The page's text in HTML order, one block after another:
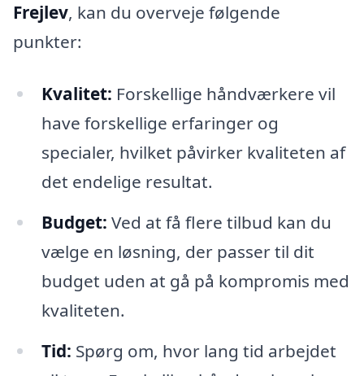
Frejlev, kan du overveje følgende
punkter:
Kvalitet: Forskellige håndværkere vil
have forskellige erfaringer og
specialer, hvilket påvirker kvaliteten af
det endelige resultat.
Budget: Ved at få flere tilbud kan du
vælge en løsning, der passer til dit
budget uden at gå på kompromis med
kvaliteten.
Tid: Spørg om, hvor lang tid arbejdet